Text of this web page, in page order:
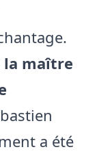
la maître
a été